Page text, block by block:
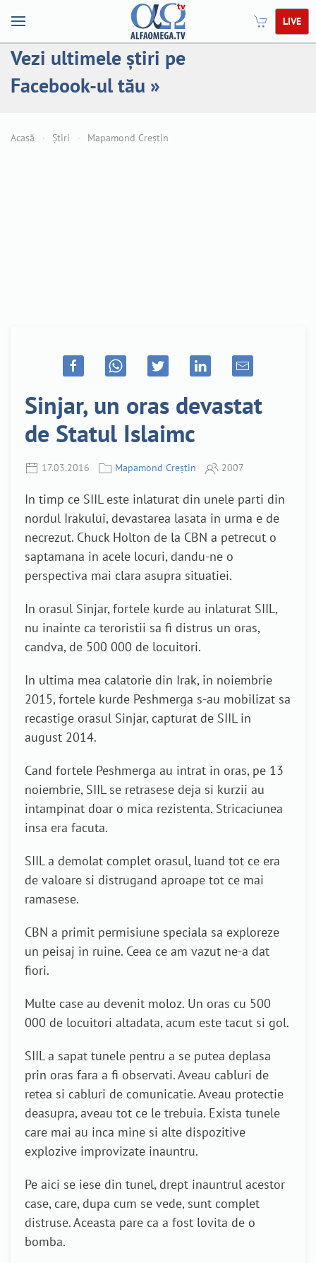
LIVE
Vezi ultimele știri pe
Facebook-ul tău »
Acasă Știri Mapamond Creștin
Sinjar, un oras devastat
de Statul Islaimc
17.03.2016 Mapamond Creștin 2007
In timp ce SIIL este inlaturat din unele parti din
nordul Irakului, devastarea lasata in urma e de
necrezut. Chuck Holton de la CBN a petrecut o
saptamana in acele locuri, dandu-ne o
perspectiva mai clara asupra situatiei.
In orasul Sinjar, fortele kurde au inlaturat SIIL,
nu inainte ca teroristii sa fi distrus un oras,
candva, de 500 000 de locuitori.
In ultima mea calatorie din Irak, in noiembrie
2015, fortele kurde Peshmerga s-au mobilizat sa
recastige orasul Sinjar, capturat de SIIL in
august 2014.
Cand fortele Peshmerga au intrat in oras, pe 13
noiembrie, SIIL se retrasese deja si kurzii au
intampinat doar o mica rezistenta. Stricaciunea
insa era facuta.
SIIL a demolat complet orasul, luand tot ce era
de valoare si distrugand aproape tot ce mai
ramasese.
CBN a primit permisiune speciala sa exploreze
un peisaj in ruine. Ceea ce am vazut ne-a dat
fiori.
Multe case au devenit moloz. Un oras cu 500
000 de locuitori altadata, acum este tacut si gol.
SIIL a sapat tunele pentru a se putea deplasa
prin oras fara a fi observati. Aveau cabluri de
retea si cabluri de comunicatie. Aveau protectie
deasupra, aveau tot ce le trebuia. Exista tunele
care mai au inca mine si alte dispozitive
explozive improvizate inauntru.
Pe aici se iese din tunel, drept inauntrul acestor
case, care, dupa cum se vede, sunt complet
distruse. Aceasta pare ca a fost lovita de o
bomba.